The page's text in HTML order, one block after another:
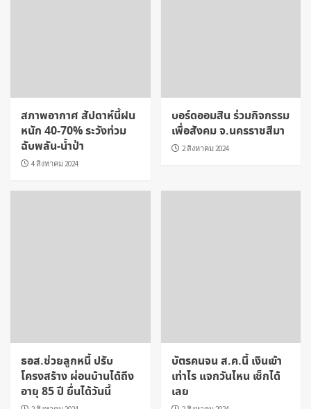
สภาพอากาศ สัปดาห์นี้ฝน
หนัก 40-70% ระวังท่วม
ฉับพลัน-น้ำป่า
4 สิงหาคม 2024
บอร์ดออมสิน ร่วมกิจกรรม
เพื่อสังคม จ.นครราชสีมา
2 สิงหาคม 2024
ธอส.ช่วยลูกหนี้ ปรับ
โครงสร้าง ผ่อนบ้านได้ถึง
อายุ 85 ปี ยื่นได้วันนี้
บัตรคนจน ส.ค.นี้ เงินเข้า
เท่าไร แจกวันไหน เช็กได้
เลย